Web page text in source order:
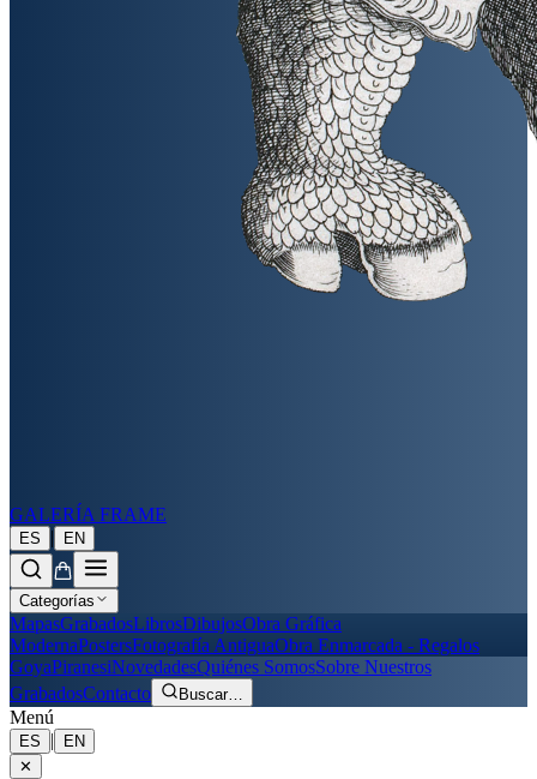
GALERÍA FRAME
ES | EN
Categorías
MapasGrabadosLibrosDibujosObra Gráfica
ModernaPostersFotografía AntiguaObra Enmarcada - Regalos
GoyaPiranesiNovedadesQuiénes SomosSobre Nuestros
GrabadosContacto Buscar…
Menú
ES |
EN
✕